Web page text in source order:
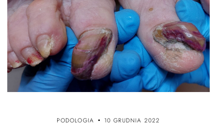
PODOLOGIA 10 GRUDNIA 2022